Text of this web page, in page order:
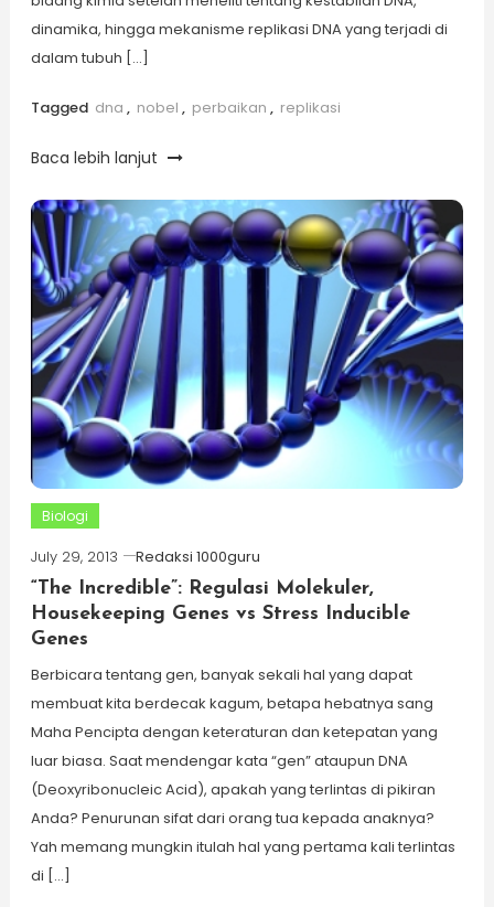
dinamika, hingga mekanisme replikasi DNA yang terjadi di
dalam tubuh […]
Tagged dna , nobel , perbaikan , replikasi
Baca lebih lanjut
Biologi
July 29, 2013
Redaksi 1000guru
“The Incredible”: Regulasi Molekuler,
Housekeeping Genes vs Stress Inducible
Genes
Berbicara tentang gen, banyak sekali hal yang dapat
membuat kita berdecak kagum, betapa hebatnya sang
Maha Pencipta dengan keteraturan dan ketepatan yang
luar biasa. Saat mendengar kata “gen” ataupun DNA
(Deoxyribonucleic Acid), apakah yang terlintas di pikiran
Anda? Penurunan sifat dari orang tua kepada anaknya?
Yah memang mungkin itulah hal yang pertama kali terlintas
di […]